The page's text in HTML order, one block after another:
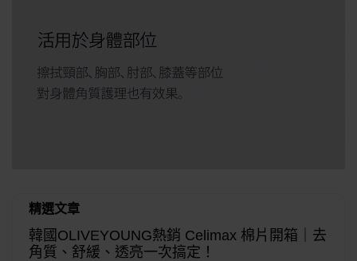
精選文章
韓國OLIVEYOUNG熱銷 Celimax 棉片開箱｜去
角質、舒緩、透亮一次搞定！